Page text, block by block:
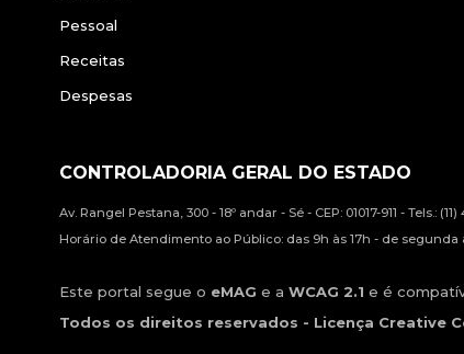
Pessoal
Receitas
Despesas
CONTROLADORIA GERAL DO ESTADO
Av. Rangel Pestana, 300 - 18º andar - Sé - CEP: 01017-911 - Tels.:
Horário de Atendimento ao Público: das 9h às 17h - de segunda
Este portal segue o eMAG e a WCAG 2.1 e é
Todos os direitos reservados - Licença Creative